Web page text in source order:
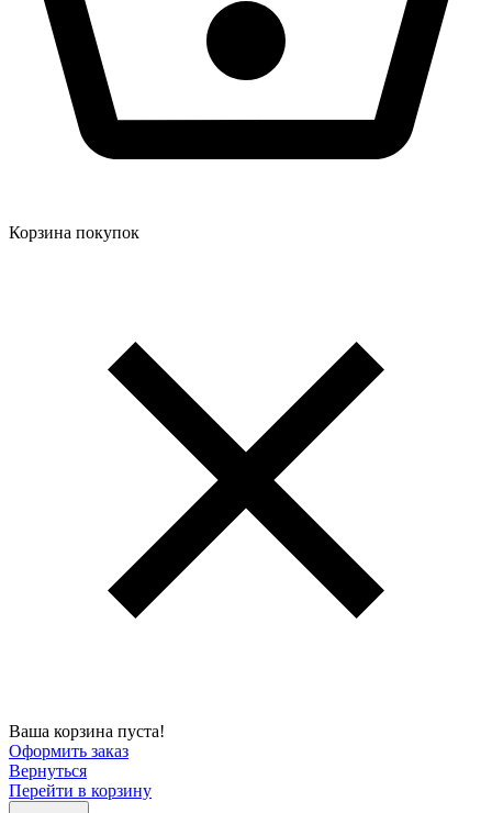
Корзина покупок
Ваша корзина пуста!
Оформить заказ
Вернуться
Перейти в корзину